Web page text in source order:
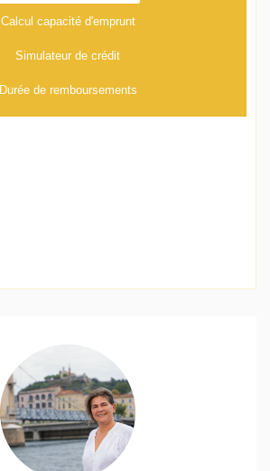
Calcul capacité d'emprunt
Simulateur de crédit
Durée de remboursements